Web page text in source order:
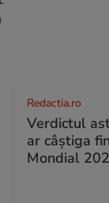
Redactia.ro
Verdictul
ar câștiga
Mondial